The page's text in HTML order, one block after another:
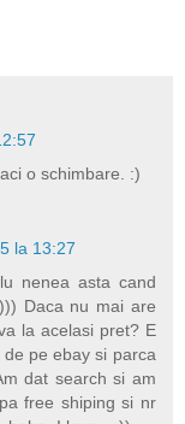
o schimbare. :)
la 13:27
nenea asta cand
Daca nu mai are
la acelasi pret? E
pe ebay si parca
dat search si am
free shiping si nr